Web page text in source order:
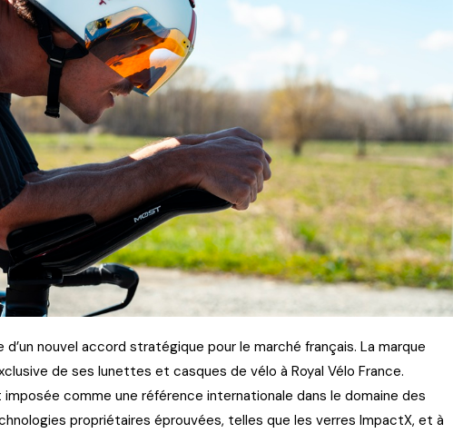
nouvel accord stratégique pour le marché français. La marque
de ses lunettes et casques de vélo à Royal Vélo France.
imposée comme une référence internationale dans le domaine des
propriétaires éprouvées, telles que les verres ImpactX, et à